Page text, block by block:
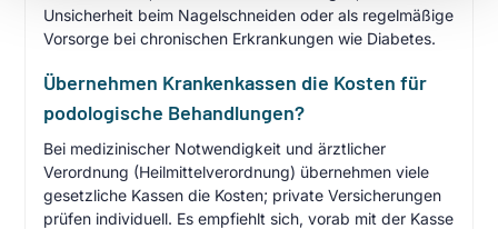
Unsicherheit beim Nagelschneiden oder als regelmäßige
Vorsorge bei chronischen Erkrankungen wie Diabetes.
Übernehmen Krankenkassen die Kosten für
podologische Behandlungen?
Bei medizinischer Notwendigkeit und ärztlicher
Verordnung (Heilmittelverordnung) übernehmen viele
gesetzliche Kassen die Kosten; private Versicherungen
prüfen individuell. Es empfiehlt sich, vorab mit der Kasse